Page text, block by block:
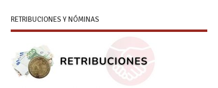
RETRIBUCIONES Y NÓMINAS